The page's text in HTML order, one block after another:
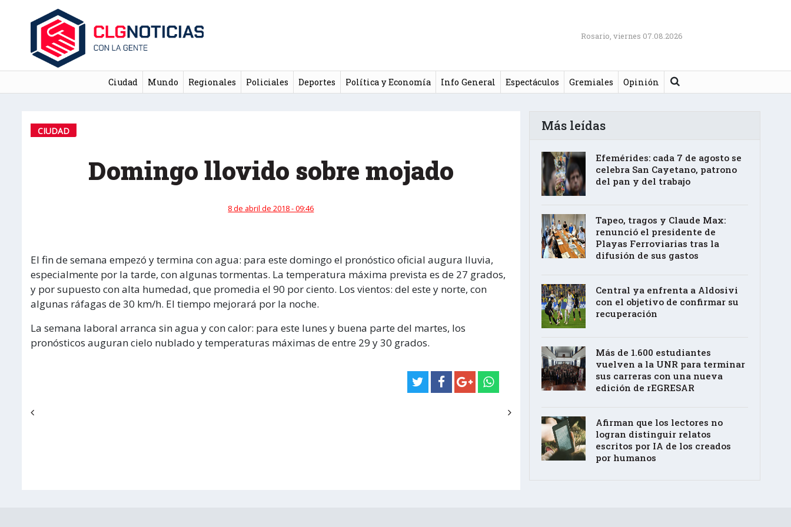
Rosario, viernes 07.08.2026
Ciudad Mundo Regionales Policiales Deportes Política y Economía Info General Espectáculos Gremiales Opinión Buscar
CIUDAD
Domingo llovido sobre mojado
8 de abril de 2018 - 09:46
El fin de semana empezó y termina con agua: para este domingo el pronóstico oficial augura lluvia,
especialmente por la tarde, con algunas tormentas. La temperatura máxima prevista es de 27 grados,
y por supuesto con alta humedad, que promedia el 90 por ciento. Los vientos: del este y norte, con
algunas ráfagas de 30 km/h. El tiempo mejorará por la noche.
La semana laboral arranca sin agua y con calor: para este lunes y buena parte del martes, los
pronósticos auguran cielo nublado y temperaturas máximas de entre 29 y 30 grados.
Más leídas
Efemérides: cada 7 de agosto se
celebra San Cayetano, patrono
del pan y del trabajo
Tapeo, tragos y Claude Max:
renunció el presidente de
Playas Ferroviarias tras la
difusión de sus gastos
Central ya enfrenta a Aldosivi
con el objetivo de confirmar su
recuperación
Más de 1.600 estudiantes
vuelven a la UNR para terminar
sus carreras con una nueva
edición de rEGRESAR
Afirman que los lectores no
logran distinguir relatos
escritos por IA de los creados
por humanos